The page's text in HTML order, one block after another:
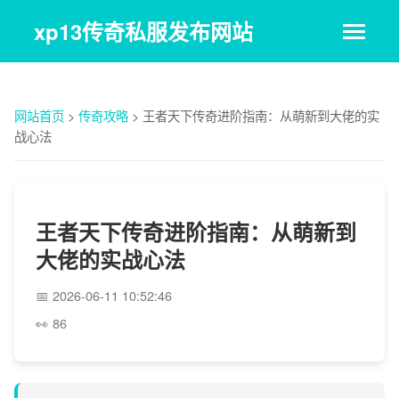
xp13传奇私服发布网站
网站首页 > 传奇攻略 > 王者天下传奇进阶指南：从萌新到大佬的实
战心法
王者天下传奇进阶指南：从萌新到
大佬的实战心法
2026-06-11 10:52:46
86